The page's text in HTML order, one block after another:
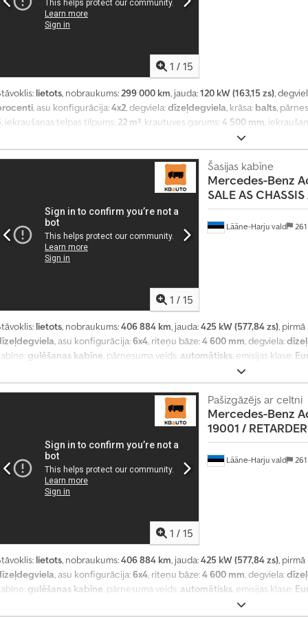
1 / 15
lietots, nobraukums:299 000 km, jauda:120 kW (163,15 zs),
, asu konfigurācija:4x2, degviela:dīzeļdegviela, krāsa: balts,
, iekraušanas telpas tilpums: 22 m³, krautuves garums:4 500 mm,
, Aprīkojums:
elektriskais logu regulators, gaisa kondicionēšana, paceļamais
1 / 15
Lääne-Harju vald
Šasijas kabīne
Mercedes-Benz
SALE AS CHASSIS
lietots, nobraukums:406 884 km, jauda:425 kW (577,84 zs),
, asu konfigurācija:6x4, riteņu bāze:4 600 mm, degviela:
gulēšanas kabīne, pārnesuma veids: automātisks, emisijas klase:
, Ražošanas gads:
bloķētājs, elektriskais logu regulators, elektriski regulējams
kontrole, retardētājs, stāvvietas sildītājs, sēdekļa apsilde,
1 / 15
Lääne-Harju vald
Pašizgāzējs ar celtni
Mercedes-Benz
19001 /
lietots, nobraukums:406 884 km, jauda:425 kW (577,84 zs),
, asu konfigurācija:6x4, riteņu bāze:4 600 mm, degviela:
gulēšanas kabīne, pārnesuma veids: automātisks, emisijas klase:
, krautuves garums: